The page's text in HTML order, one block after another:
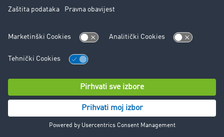
Impresum
Cookie Podešavanja
© TIMOCOM GmbH 2026. Sva prava zadržana.